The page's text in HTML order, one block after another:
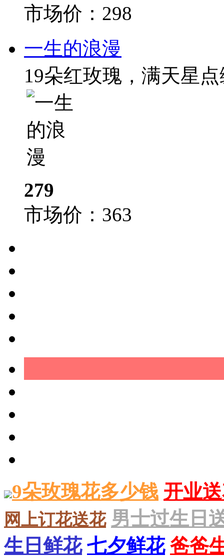
市场价： 298
一生的浪漫
19朵红玫瑰，满天星点
279
市场价： 363
9朵玫瑰花多少钱 开业
网上订花送花 男士过生日
生日鲜花 七夕鲜花 爸爸